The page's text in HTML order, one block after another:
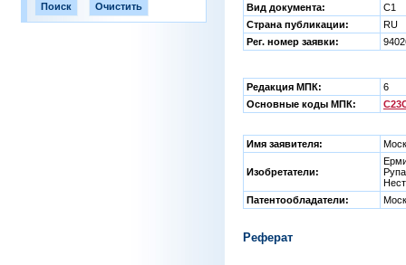
Вид документа:
C1
Страна публикации:
RU
Рег. номер заявки:
Редакция МПК:
6
Основные коды МПК:
Имя заявителя:
Изобретатели:
Патентообладатели:
Реферат